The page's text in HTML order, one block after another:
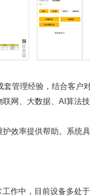
管理经验，结合客户
网、大数据、AI算法
效率提供帮助。系统
作中，目前设备多处